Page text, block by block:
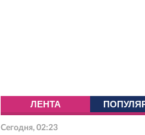
ЛЕНТА
Сегодня, 02:23